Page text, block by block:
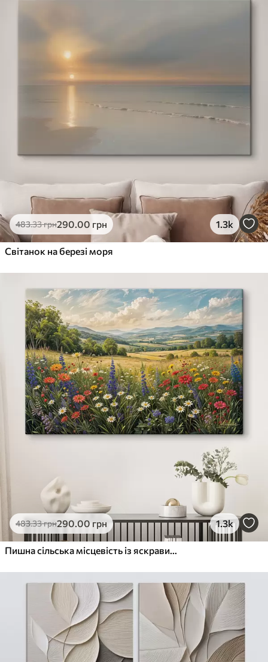
483.33грн290.00 грн 1.3k
Світанок на березі моря
483.33грн290.00 грн 1.3k
Пишна сільська місцевість із яскравим лугом диких квітів, наповненим різнокольоровими квітами під хмарним небом